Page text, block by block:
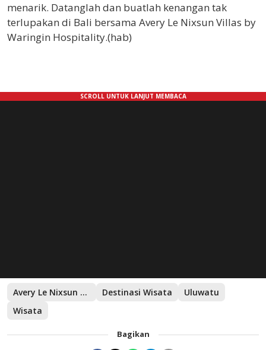
menarik. Datanglah dan buatlah kenangan tak
terlupakan di Bali bersama Avery Le Nixsun Villas by
Waringin Hospitality.(hab)
Avery Le Nixsun Villas Destinasi Wisata
Uluwatu
Wisata
Bagikan